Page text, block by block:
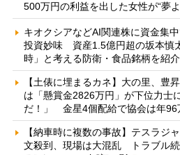
500万円の利益を出した女性が“夢
キオクシアなどAI関連株に資金集
投資妙味 資産1.5億円超の坂本慎
時」と考える防衛・食品銘柄を紹介
【土俵に埋まるカネ】大の里、豊
は「懸賞金2826万円」が下位力士
だ！」 金星4個配給で協会は年96
【納車時に複数の事故】テスラジ
文殺到、現場は大混乱 トラブル